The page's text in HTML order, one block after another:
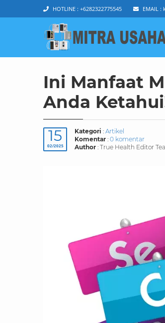
HOTLINE : +6282322775545 EMAIL :
Ini Manfaat
Anda
15
02/2025
Kategori : Artikel
Komentar : 0 komentar
Author : True Health Editor